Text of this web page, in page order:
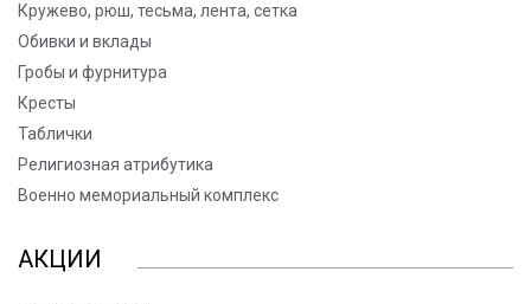
Кружево, рюш, тесьма, лента, сетка
Обивки и вклады
Гробы и фурнитура
Кресты
Таблички
Религиозная атрибутика
Военно мемориальный комплекс
АКЦИИ